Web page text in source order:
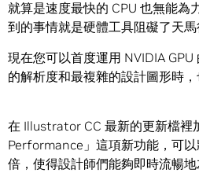
就算是速度最快的 CPU 也無能為
到的事情就是硬體工具阻礙了天馬
現在您可以首度運用 NVIDIA
的解析度和最複雜的設計圖形時，
在 Illustrator CC 最新的更新檔裡
Performance」這項新功能，可
倍，使得設計師們能夠即時流暢